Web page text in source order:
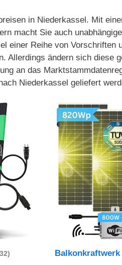
in Niederkassel. Mit
macht Sie auch
Reihe von Vorschriften
ändern sich diese
an das
Niederkassel geliefert